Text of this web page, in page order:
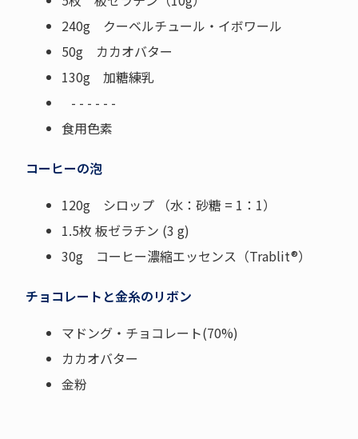
240g クーベルチュール・イボワール
50g カカオバター
130g 加糖練乳
- - - - - -
食用色素
コーヒーの泡
120g シロップ （水：砂糖 = 1：1）
1.5枚 板ゼラチン (3 g)
30g コーヒー濃縮エッセンス（Trablit®）
チョコレートと金糸のリボン
マドング・チョコレート(70%)
カカオバター
金粉